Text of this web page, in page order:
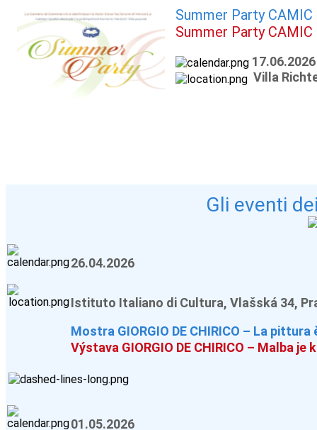
Summer Party CAMIC
Summer Party CAMIC
17.06.2026
Villa
Gli eventi
26.04.2026
Istituto Italiano di Cultura, Vlašská 34,
Mostra GIORGIO DE CHIRICO – La
Výstava GIORGIO DE CHIRICO – Malba
01.05.2026